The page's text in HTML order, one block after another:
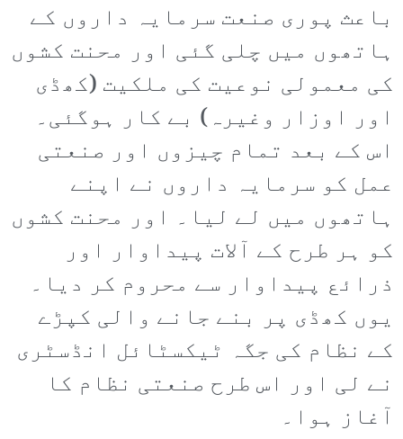
باعث پوری صنعت سرمایہ داروں کے
ہاتھوں میں چلی گئی اور محنت کشوں
کی معمولی نوعیت کی ملکیت (کھڈی
اور اوزار وغیرہ) بے کار ہوگئی۔
اس کے بعد تمام چیزوں اور صنعتی
عمل کو سرمایہ داروں نے اپنے
ہاتھوں میں لے لیا۔ اور محنت کشوں
کو ہر طرح کے آلات پیداوار اور
ذرائع پیداوار سے محروم کر دیا۔
یوں کھڈی پر بنے جانے والی کپڑے
کے نظام کی جگہ ٹیکسٹائل انڈسٹری
نے لی اور اس طرح صنعتی نظام کا
آغاز ہوا۔